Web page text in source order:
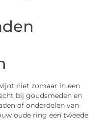
niet zomaar in een
bij goudsmeden en
of onderdelen van
oude ring een tweede